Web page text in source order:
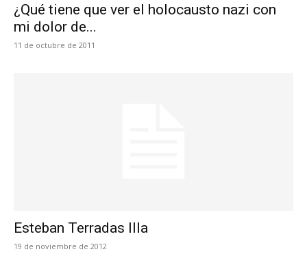
¿Qué tiene que ver el holocausto nazi con
mi dolor de...
11 de octubre de 2011
Esteban Terradas Illa
19 de noviembre de 2012